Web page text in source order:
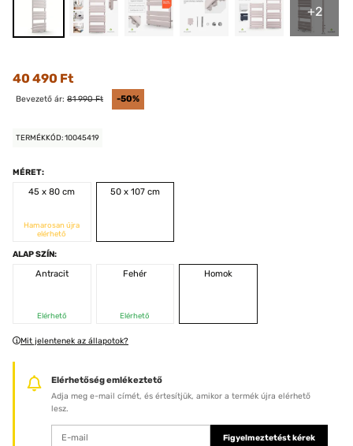
+2
40 490 Ft
Bevezető ár: 81 990 Ft -50%
TERMÉKKÓD: 10045419
MÉRET:
45 x 80 cm
Hamarosan újra
elérhető
50 x 107 cm
ALAP SZÍN:
Antracit
Elérhető
Fehér
Elérhető
Homok
Mit jelentenek az állapotok?
Elérhetőség emlékeztető
Adja meg e-mail címét, és értesítjük, amikor a termék újra elérhető
lesz.
Figyelmeztetést kérek